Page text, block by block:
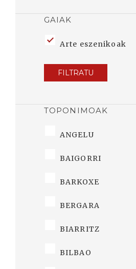
GAIAK
Arte eszenikoak
FILTRATU
TOPONIMOAK
ANGELU
BAIGORRI
BARKOXE
BERGARA
BIARRITZ
BILBAO